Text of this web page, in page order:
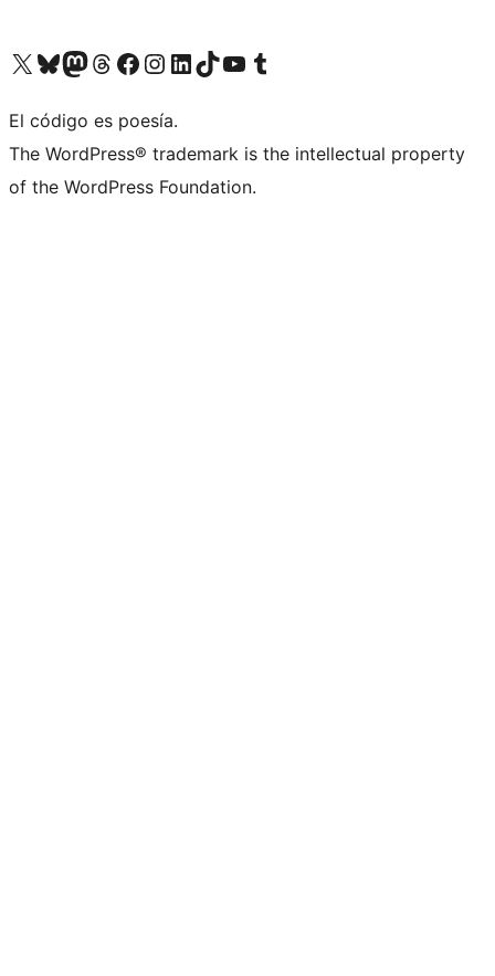
Visit our X (formerly Twitter) account
Visit our Bluesky account
Visita nuestra cuenta de Twitter
Visit our Threads account
Visita nuestra página de Facebook
Visite nuestra cuenta de Instagram
Visit our LinkedIn account
Visit our TikTok account
Visit our YouTube channel
Visit our Tumblr account
El código es poesía.
The WordPress® trademark is the intellectual property
of the WordPress Foundation.